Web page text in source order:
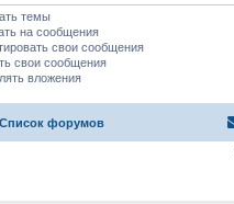
темы
на сообщения
свои сообщения
свои сообщения
вложения
Список форумов